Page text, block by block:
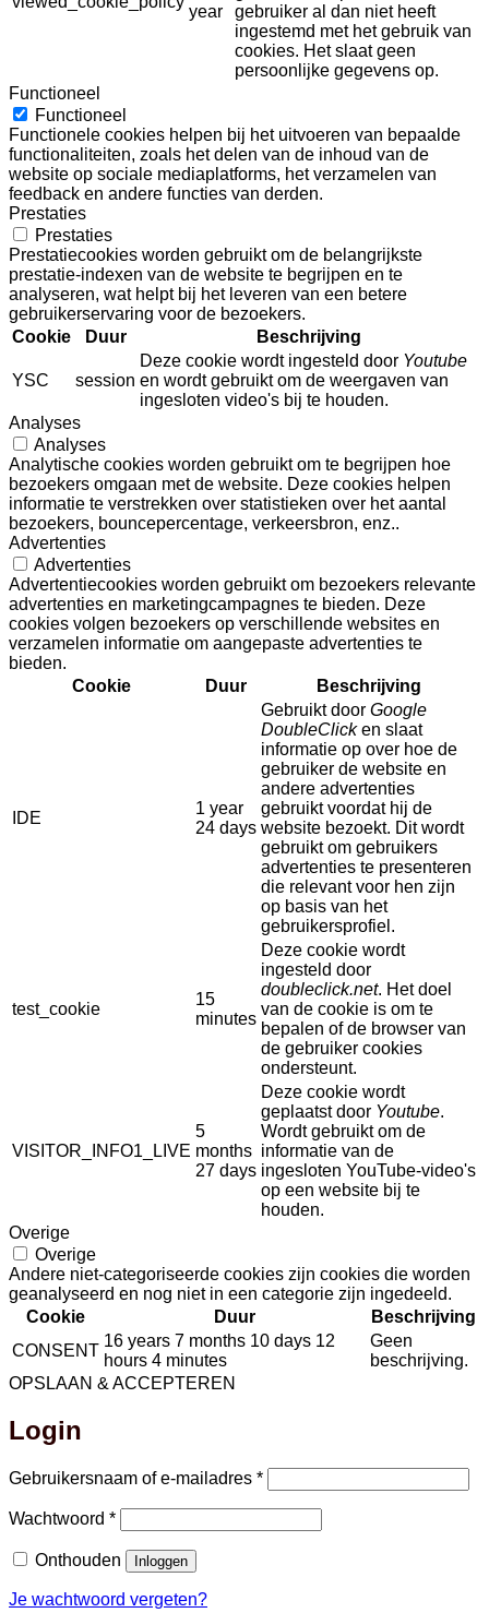
year
gebruiker al dan niet heeft
ingestemd met het gebruik van
cookies. Het slaat geen
persoonlijke gegevens op.
Functioneel
Functioneel
Functionele cookies helpen bij het uitvoeren van bepaalde
functionaliteiten, zoals het delen van de inhoud van de
website op sociale mediaplatforms, het verzamelen van
feedback en andere functies van derden.
Prestaties
Prestaties
Prestatiecookies worden gebruikt om de belangrijkste
prestatie-indexen van de website te begrijpen en te
analyseren, wat helpt bij het leveren van een betere
gebruikerservaring voor de bezoekers.
Cookie
Duur Beschrijving
YSC session
Deze cookie wordt ingesteld door Youtube
en wordt gebruikt om de weergaven van
ingesloten video's bij te houden.
Analyses
Analyses
Analytische cookies worden gebruikt om te begrijpen hoe
bezoekers omgaan met de website. Deze cookies helpen
informatie te verstrekken over statistieken over het aantal
bezoekers, bouncepercentage, verkeersbron, enz..
Advertenties
Advertenties
Advertentiecookies worden gebruikt om bezoekers relevante
advertenties en marketingcampagnes te bieden. Deze
cookies volgen bezoekers op verschillende websites en
verzamelen informatie om aangepaste advertenties te
bieden.
Cookie
Duur Beschrijving
IDE
1 year
24 days
Gebruikt door Google
DoubleClicken slaat
informatie op over hoe de
gebruiker de website en
andere advertenties
gebruikt voordat hij de
website bezoekt. Dit wordt
gebruikt om gebruikers
advertenties te presenteren
die relevant voor hen zijn
op basis van het
gebruikersprofiel.
test_cookie
15
minutes
Deze cookie wordt
ingesteld door
doubleclick.net. Het doel
van de cookie is om te
bepalen of de browser van
de gebruiker cookies
ondersteunt.
VISITOR_INFO1_LIVE
5
months
27 days
Deze cookie wordt
geplaatst door Youtube.
Wordt gebruikt om de
informatie van de
ingesloten YouTube-video's
op een website bij te
houden.
Overige
Overige
Andere niet-categoriseerde cookies zijn cookies die worden
geanalyseerd en nog niet in een categorie zijn ingedeeld.
Cookie
Duur
Beschrijving
CONSENT
16 years 7 months 10 days 12
hours 4 minutes
Geen
beschrijving.
OPSLAAN & ACCEPTEREN
Login
Gebruikersnaam of e-mailadres *Vereist
Wachtwoord *Vereist
Onthouden Inloggen
Je wachtwoord vergeten?